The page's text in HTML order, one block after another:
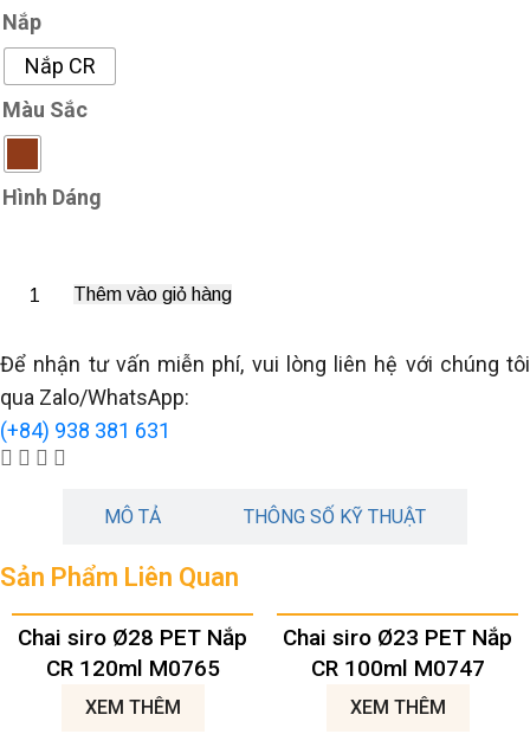
Nắp
Nắp CR
Màu Sắc
Hình Dáng
Thêm vào giỏ hàng
Để nhận tư vấn miễn phí, vui lòng liên hệ với chúng tôi
qua Zalo/WhatsApp:
(+84) 938 381 631
MÔ TẢ THÔNG SỐ KỸ THUẬT
Sản Phẩm Liên Quan
Chai siro Ø28 PET Nắp
CR 120ml M0765
XEM THÊM
Chai siro Ø23 PET Nắp
CR 100ml M0747
XEM THÊM